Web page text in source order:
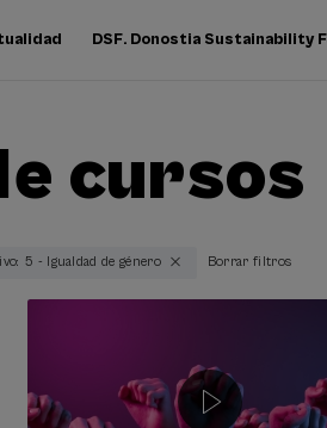
DSF. Donostia Sustainability
cursos
5 - Igualdad de género Borrar filtros